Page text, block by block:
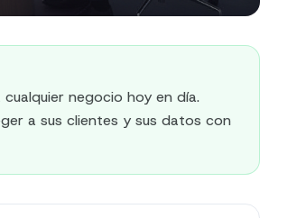
negocio hoy en día.
a sus clientes y sus datos con